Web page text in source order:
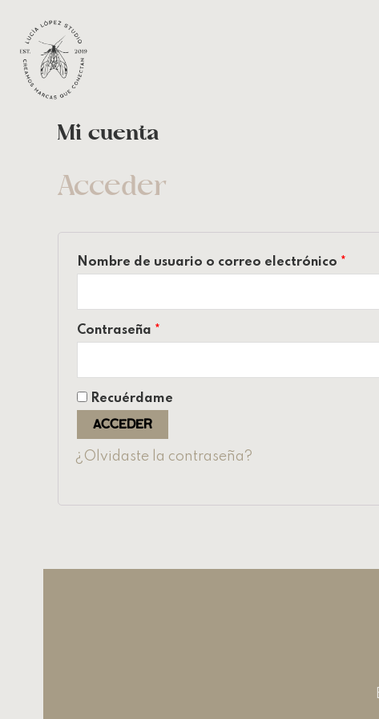
Mi cuenta
Acceder
Nombre de usuario o correo electrónico *
Contraseña *
Recuérdame
Acceder
¿Olvidaste la contraseña?